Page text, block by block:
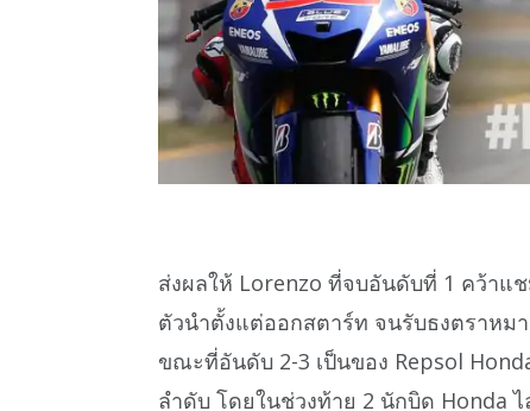
ส่งผลให้ Lorenzo ที่จบอันดับที่ 1 คว้าแ
ตัวนำตั้งแต่ออกสตาร์ท จนรับธงตราหม
ขณะที่อันดับ 2-3 เป็นของ Repsol
ลำดับ โดยในช่วงท้าย 2 นักบิด Honda